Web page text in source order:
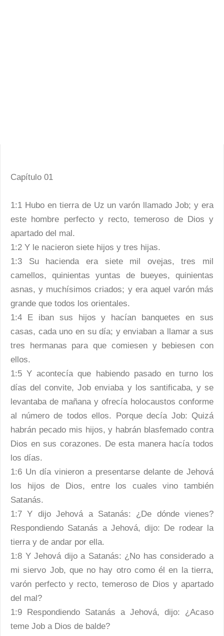
Capítulo 01
1:1 Hubo en tierra de Uz un varón llamado Job; y era
este hombre perfecto y recto, temeroso de Dios y
apartado del mal.
1:2 Y le nacieron siete hijos y tres hijas.
1:3 Su hacienda era siete mil ovejas, tres mil
camellos, quinientas yuntas de bueyes, quinientas
asnas, y muchísimos criados; y era aquel varón más
grande que todos los orientales.
1:4 E iban sus hijos y hacían banquetes en sus
casas, cada uno en su día; y enviaban a llamar a sus
tres hermanas para que comiesen y bebiesen con
ellos.
1:5 Y acontecía que habiendo pasado en turno los
días del convite, Job enviaba y los santificaba, y se
levantaba de mañana y ofrecía holocaustos conforme
al número de todos ellos. Porque decía Job: Quizá
habrán pecado mis hijos, y habrán blasfemado contra
Dios en sus corazones. De esta manera hacía todos
los días.
1:6 Un día vinieron a presentarse delante de Jehová
los hijos de Dios, entre los cuales vino también
Satanás.
1:7 Y dijo Jehová a Satanás: ¿De dónde vienes?
Respondiendo Satanás a Jehová, dijo: De rodear la
tierra y de andar por ella.
1:8 Y Jehová dijo a Satanás: ¿No has considerado a
mi siervo Job, que no hay otro como él en la tierra,
varón perfecto y recto, temeroso de Dios y apartado
del mal?
1:9 Respondiendo Satanás a Jehová, dijo: ¿Acaso
teme Job a Dios de balde?